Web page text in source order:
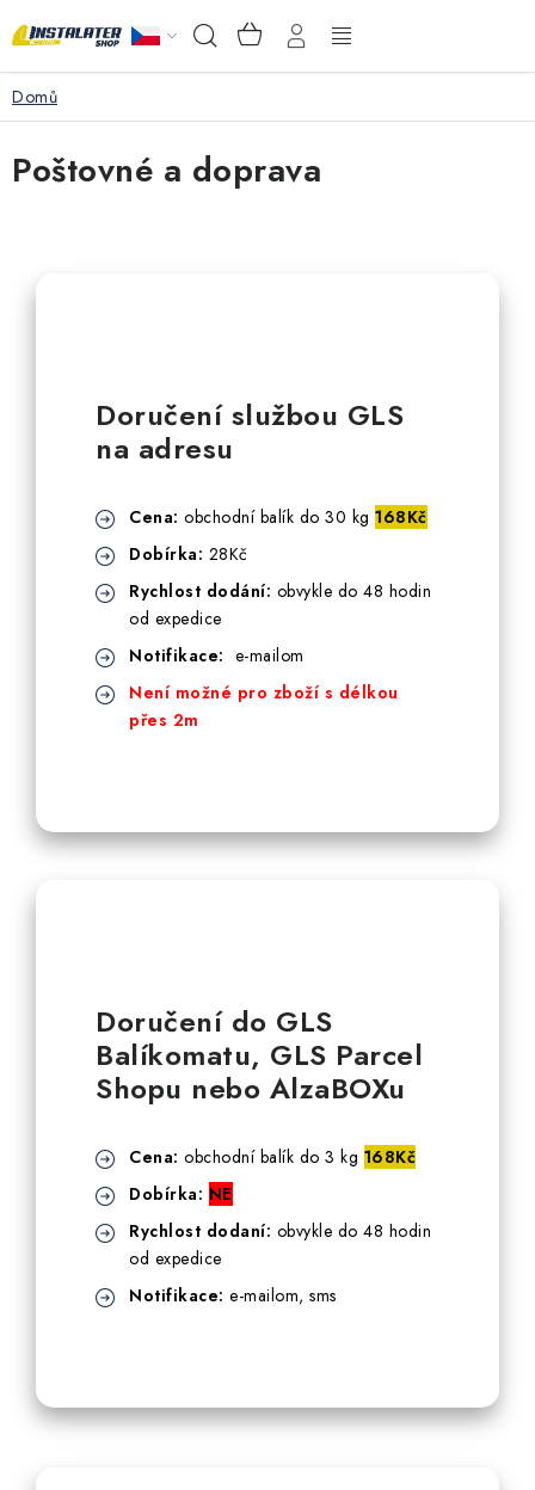
na
Hledat NÁKUPNÍ
KOŠÍK
Ventily a armatury
Vytápění a chlazení
Komíny a kouřovody
Čerpadla a vodárny
Spojovací materiál
Akce, Slevy
VELKOOBCHOD
PORADŇA
Poštovné a doprava
Obchodní podmínky
Reklamační podmínky
Pravidla ochrany osobních údajů (GDPR)
Obchodní podmínky půjčovny nářadí
Domů
Poštovné a doprava
Doručení službou GLS
na adresu
Cena: obchodní balík do 30 kg 168Kč
Dobírka: 28Kč
Rychlost dodání: obvykle do 48 hodin
od expedice
Notifikace: e-mailom
Není možné pro zboží s délkou
přes 2m
Doručení do GLS
Balíkomatu, GLS Parcel
Shopu nebo AlzaBOXu
Cena: obchodní balík do 3 kg 168Kč
Dobírka: NE
Rychlost dodaní: obvykle do 48 hodin
od expedice
Notifikace: e-mailom, sms